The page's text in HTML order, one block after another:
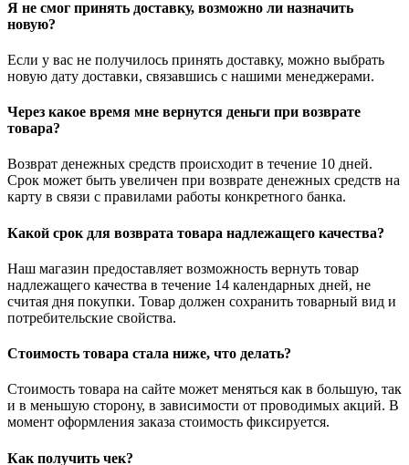
Я не смог принять доставку, возможно ли назначить
новую?
Если у вас не получилось принять доставку, можно выбрать
новую дату доставки, связавшись с нашими менеджерами.
Через какое время мне вернутся деньги при возврате
товара?
Возврат денежных средств происходит в течение 10 дней.
Срок может быть увеличен при возврате денежных средств на
карту в связи с правилами работы конкретного банка.
Какой срок для возврата товара надлежащего качества?
Наш магазин предоставляет возможность вернуть товар
надлежащего качества в течение 14 календарных дней, не
считая дня покупки. Товар должен сохранить товарный вид и
потребительские свойства.
Стоимость товара стала ниже, что делать?
Стоимость товара на сайте может меняться как в большую, так
и в меньшую сторону, в зависимости от проводимых акций. В
момент оформления заказа стоимость фиксируется.
Как получить чек?